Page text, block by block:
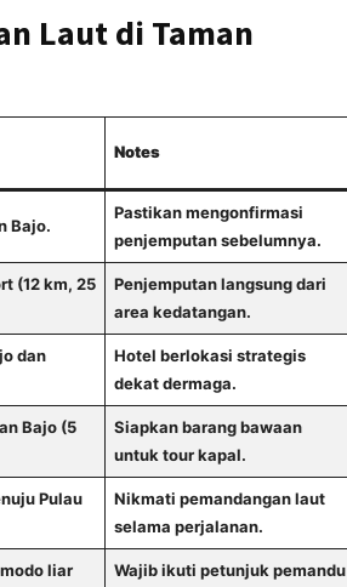
Laut di Taman
Notes
Bajo.
Pastikan mengonfirmasi
penjemputan sebelumnya.
(12 km, 25
Penjemputan langsung dari
area kedatangan.
dan
Hotel berlokasi strategis
dekat dermaga.
Bajo (5
Siapkan barang bawaan
untuk tour kapal.
Pulau
Nikmati pemandangan laut
selama perjalanan.
liar
Wajib ikuti petunjuk pemandu